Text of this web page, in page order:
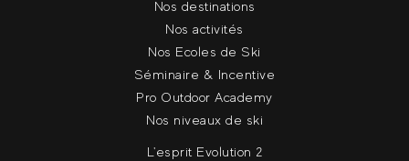
Nos destinations
Nos activités
Nos Ecoles de Ski
Séminaire & Incentive
Pro Outdoor Academy
Nos niveaux de ski
L'esprit Evolution 2